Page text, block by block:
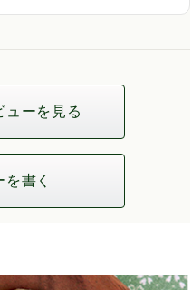
ューを見る
を書く